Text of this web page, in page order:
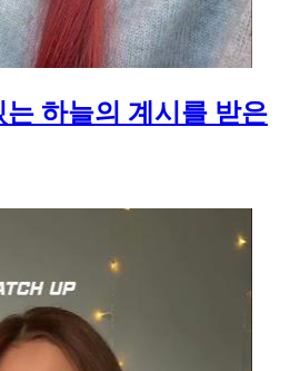
하늘의 계시를 받은